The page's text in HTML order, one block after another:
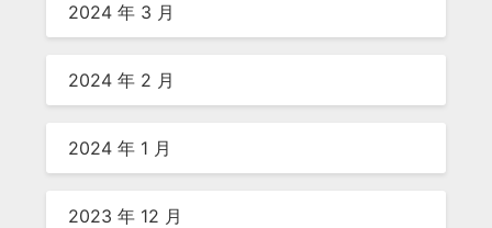
2024 年 3 月
2024 年 2 月
2024 年 1 月
2023 年 12 月